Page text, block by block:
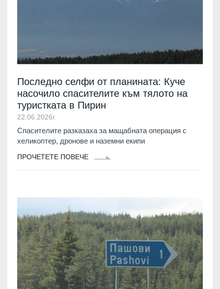
Последно селфи от планината: Куче
насочило спасителите към тялото на
туристката в Пирин
22.06.2026г.
Спасителите разказаха за мащабната операция с
хеликоптер, дронове и наземни екипи
ПРОЧЕТЕТЕ ПОВЕЧЕ